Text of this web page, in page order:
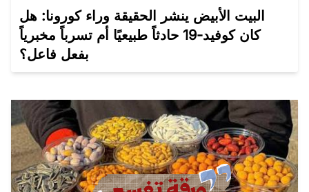
البيت الأبيض ينشر الحقيقة وراء كورونا: هل
كان كوفيد-19 حادثاً طبيعيًا أم تسرباً مخبرياً
بفعل فاعل؟